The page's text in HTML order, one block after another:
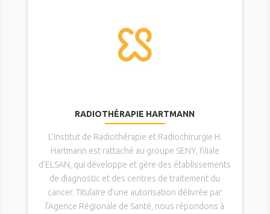
RADIOTHÉRAPIE HARTMANN
L’Institut de Radiothérapie et Radiochirurgie H.
Hartmann est rattaché au groupe SENY, filiale
d’ELSAN, qui développe et gère des établissements
de diagnostic et des centres de traitement du
cancer. Titulaire d’une autorisation délivrée par
l’Agence Régionale de Santé, nous répondons à